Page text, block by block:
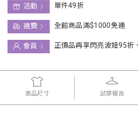
活動
單件49折
運費
全館商品滿$1000免運
會員
正價品再享閃亮波妞95折
商品尺寸 試穿報告